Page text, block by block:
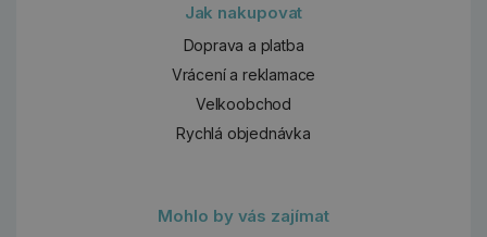
Jak nakupovat
Doprava a platba
Vrácení a reklamace
Velkoobchod
Rychlá objednávka
Mohlo by vás zajímat